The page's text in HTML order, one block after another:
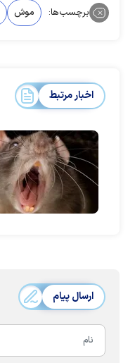
برچسب‌ها: موش
اخبار مرتبط
ارسال پیام